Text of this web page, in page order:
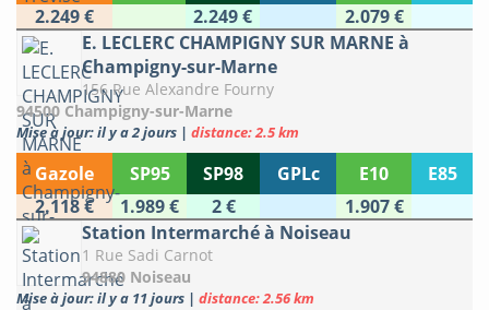
2.249 €
2.249 €
2.079 €
E. LECLERC CHAMPIGNY SUR MARNE à
Champigny-sur-Marne
156 Rue Alexandre Fourny
94500 Champigny-sur-Marne
Mise à jour: il y a 2 jours | distance: 2.5 km
Gazole SP95 SP98 GPLc E10
E85
2.118 €
1.989 € 2 €
1.907 €
Station Intermarché à Noiseau
1 Rue Sadi Carnot
94880 Noiseau
Mise à jour: il y a 11 jours | distance: 2.56 km